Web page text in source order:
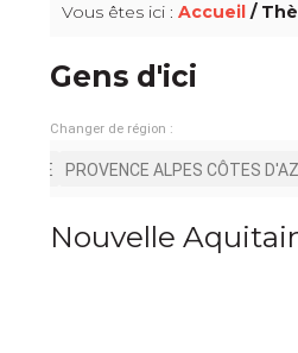
Vous êtes ici :Accueil /
Gens d'ici
Changer de région :
PROVENCE ALPES CÔTES
Nouvelle